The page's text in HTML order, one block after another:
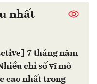
nhất
7 tháng năm
chỉ số vĩ mô
cao nhất trong